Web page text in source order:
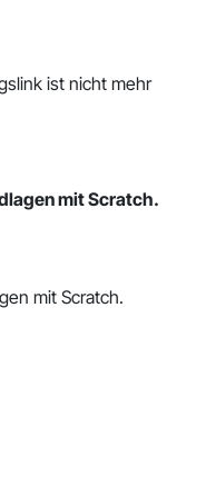
ist nicht mehr
mit Scratch.
mit Scratch.